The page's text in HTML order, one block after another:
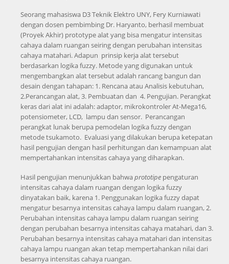
Seorang mahasiswa D3 Teknik Elektro UNY, Fery Kurniawati
dengan dosen pembimbing Dr. Haryanto, berhasil membuat
(Proyek Akhir) prototype alat yang bisa mengatur intensitas
cahaya dalam ruangan seiring dengan perubahan intensitas
cahaya matahari. Adapun prinsip kerja alat tersebut
berdasarkan logika fuzzy. Metode yang digunakan untuk
mengembangkan alat tersebut adalah rancang bangun dan
desain dengan tahapan: 1. Rencana atau Analisis kebutuhan,
2.Perancangan alat, 3. Pembuatan dan 4. Pengujian. Perangkat
keras dari alat ini adalah: adaptor, mikrokontroler At-Mega16,
potensiometer, LCD, lampu dan sensor. Perancangan
perangkat lunak berupa pemodelan logika fuzzy dengan
metode tsukamoto. Evaluasi yang dilakukan berupa ketepatan
hasil pengujian dengan hasil perhitungan dan kemampuan alat
mempertahankan intensitas cahaya yang diharapkan.
Hasil pengujian menunjukkan bahwaprototipe pengaturan
intensitas cahaya dalam ruangan dengan logika fuzzy
dinyatakan baik, karena 1. Penggunakan logika fuzzy dapat
mengatur besarnya intensitas cahaya lampu dalam ruangan, 2.
Perubahan intensitas cahaya lampu dalam ruangan seiring
dengan perubahan besarnya intensitas cahaya matahari, dan 3.
Perubahan besarnya intensitas cahaya matahari dan intensitas
cahaya lampu ruangan akan tetap mempertahankan nilai dari
besarnya intensitas cahaya ruangan.